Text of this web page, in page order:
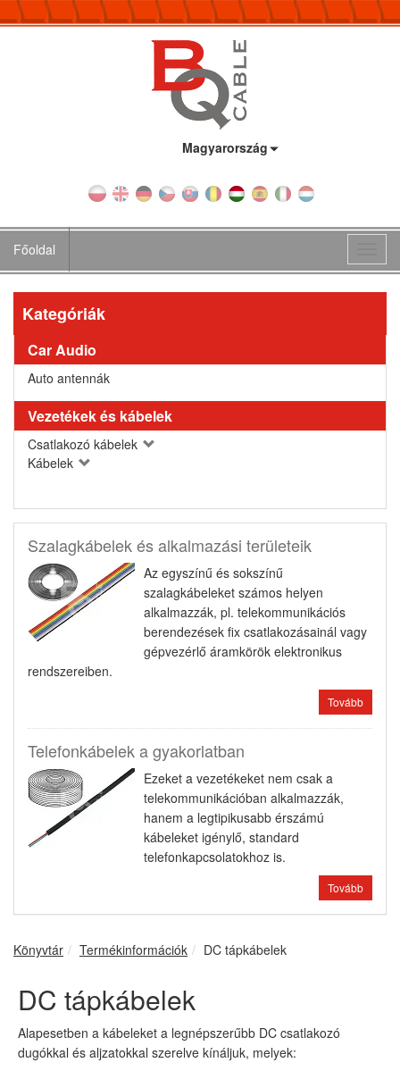
Magyarország
Főoldal
Kategóriák
Car Audio
Auto antennák
Vezetékek és kábelek
Csatlakozó kábelek
Kábelek
Szalagkábelek és alkalmazási területeik
Az egyszínű és sokszínű
szalagkábeleket számos helyen
alkalmazzák, pl. telekommunikációs
berendezések fix csatlakozásainál vagy
gépvezérlő áramkörök elektronikus
rendszereiben.
Tovább
Telefonkábelek a gyakorlatban
Ezeket a vezetékeket nem csak a
telekommunikációban alkalmazzák,
hanem a legtipikusabb érszámú
kábeleket igénylő, standard
telefonkapcsolatokhoz is.
Tovább
Könyvtár Termékinformációk DC tápkábelek
DC tápkábelek
Alapesetben a kábeleket a legnépszerűbb DC csatlakozó
dugókkal és aljzatokkal szerelve kínáljuk, melyek: